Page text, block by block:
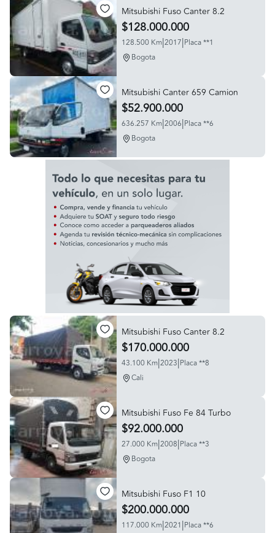
Mitsubishi Fuso Canter 8.2
$128.000.000
128.500 Km|2017|Placa **1
Bogota
Mitsubishi Canter 659 Camion
$52.900.000
636.257 Km|2006|Placa **6
Bogota
Mitsubishi Fuso Canter 8.2
$170.000.000
43.100 Km|2023|Placa **8
Cali
Mitsubishi Fuso Fe 84 Turbo
$92.000.000
27.000 Km|2008|Placa **3
Bogota
Mitsubishi Fuso F1 10
$200.000.000
117.000 Km|2021|Placa **6